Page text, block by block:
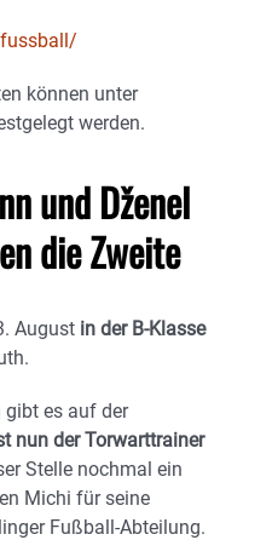
können unter
werden.
und Dženel
die Zweite
August in der B-Klasse
gibt es auf der
nun der Torwarttrainer
Stelle nochmal ein
Michi für seine
Fußball-Abteilung.